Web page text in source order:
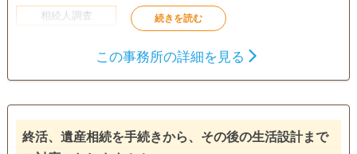
相続人調査
訪問可 土日相談可
この事務所の詳細を見る
終活、遺産相続を手続きから、その後の生活設計まで